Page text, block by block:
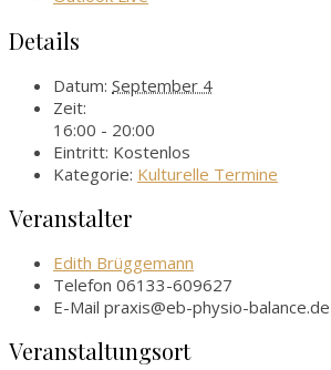
Details
Datum: September 4
Zeit:
16:00 - 20:00
Eintritt: Kostenlos
Kategorie: Kulturelle Termine
Veranstalter
Edith Brüggemann
Telefon 06133-609627
E-Mail praxis@eb-physio-balance.de
Veranstaltungsort